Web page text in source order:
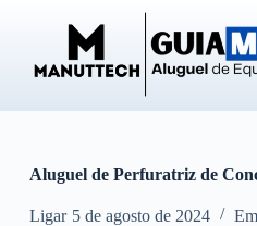
Aluguel de Perfuratriz de
Ligar 5 de agosto de 2024 Em